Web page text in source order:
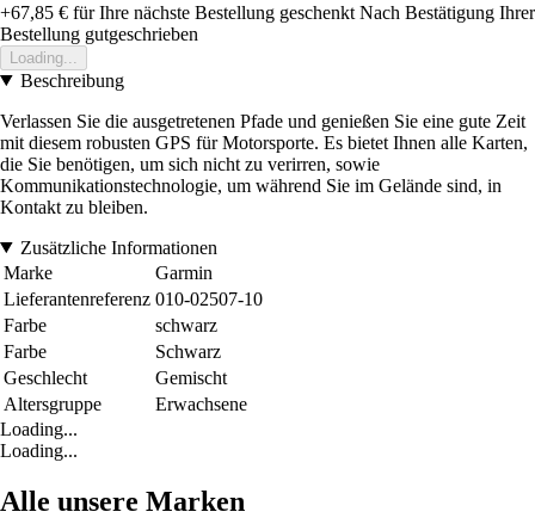
+67,85 € für Ihre nächste Bestellung geschenkt Nach Bestätigung Ihrer
Bestellung gutgeschrieben
Loading...
Beschreibung
Verlassen Sie die ausgetretenen Pfade und genießen Sie eine gute Zeit
mit diesem robusten GPS für Motorsporte. Es bietet Ihnen alle Karten,
die Sie benötigen, um sich nicht zu verirren, sowie
Kommunikationstechnologie, um während Sie im Gelände sind, in
Kontakt zu bleiben.
Zusätzliche Informationen
Marke
Garmin
Lieferantenreferenz 010-02507-10
Farbe
schwarz
Farbe
Schwarz
Geschlecht
Gemischt
Altersgruppe
Erwachsene
Loading...
Loading...
Alle unsere Marken